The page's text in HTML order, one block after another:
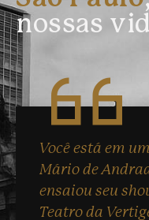
nossas
Você está em
Mário de
ensaiou seu
Teatro da